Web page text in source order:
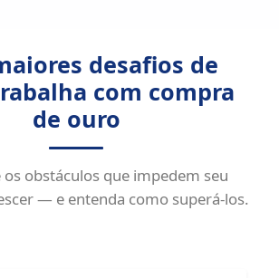
desafios de
com compra
de ouro
obstáculos que impedem seu
— e entenda como superá-los.